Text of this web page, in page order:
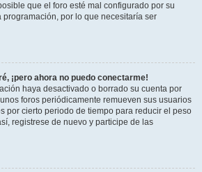
que el foro esté mal configurado por su
por lo que necesitaría ser
¡pero ahora no puedo conectarme!
haya desactivado o borrado su cuenta por
foros periódicamente remueven sus usuarios
por cierto periodo de tiempo para reducir el peso
registrese de nuevo y participe de las